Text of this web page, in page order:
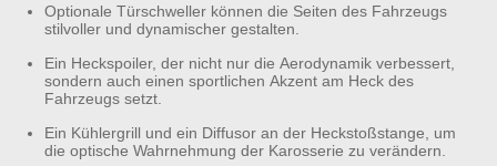
Optionale Türschweller können die Seiten des Fahrzeugs
stilvoller und dynamischer gestalten.
Ein Heckspoiler, der nicht nur die Aerodynamik verbessert,
sondern auch einen sportlichen Akzent am Heck des
Fahrzeugs setzt.
Ein Kühlergrill und ein Diffusor an der Heckstoßstange, um
die optische Wahrnehmung der Karosserie zu verändern.